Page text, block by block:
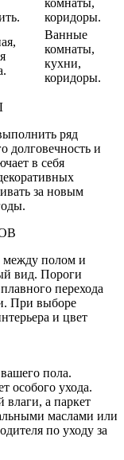
коридоры.
Ванные
комнаты,
кухни,
коридоры.
ряд
долговечность и
в себя
за новым
между полом и
вид. Пороги
перехода
При выборе
и цвет
пола.
особого ухода.
а паркет
маслами или
по уходу за